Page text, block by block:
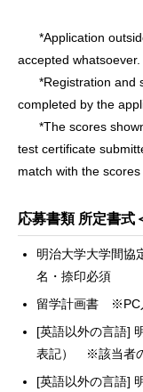
*Application
accepted whatsoever.
*Registration and
completed by the
*The scores shown
test certificate
match with the
応募書類 所定書式
明治大学大学間
名・捺印必須
留学計画書 ※PC
[英語以外の言語]
表記） ※該当者
[英語以外の言語]